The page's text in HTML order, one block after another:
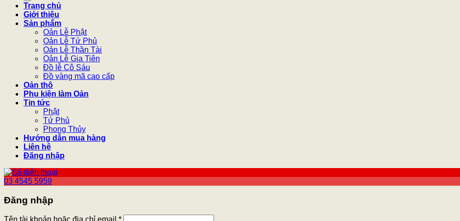
Trang chủ
Giới thiệu
Sản phẩm
Oản Lễ Phật
Oản Lễ Tứ Phủ
Oản Lễ Thần Tài
Oản Lễ Gia Tiên
Đồ lễ Cô Sáu
Đồ vàng mã cao cấp
Oản thô
Phụ kiện làm Oản
Tin tức
Phật
Tứ Phủ
Phong Thủy
Hướng dẫn mua hàng
Liên hệ
Đăng nhập
03 4545 5959
Đăng nhập